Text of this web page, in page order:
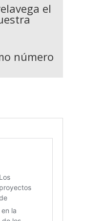
el
número